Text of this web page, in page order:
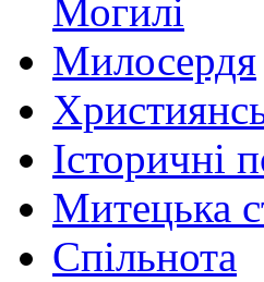
Могилі
Милосердя
Історичні
Митецька
Спільнота